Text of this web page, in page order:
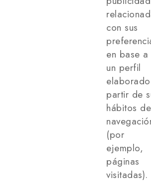
con sus
en base a
un perfil
partir de
hábitos de
(por
ejemplo,
páginas
visitadas).